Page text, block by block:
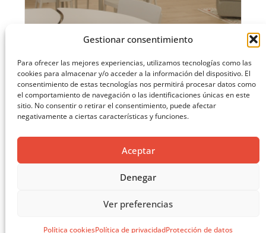
Gestionar consentimiento
Para ofrecer las mejores experiencias, utilizamos tecnologías como las
cookies para almacenar y/o acceder a la información del dispositivo. El
consentimiento de estas tecnologías nos permitirá procesar datos como
el comportamiento de navegación o las identificaciones únicas en este
sitio. No consentir o retirar el consentimiento, puede afectar
negativamente a ciertas características y funciones.
Aceptar
Denegar
Ver preferencias
Política cookiesPolítica de privacidadProtección de datos
MASTERCLASS: ARQUITECTURA PARA EL APRENDIZAJE
CARGAR MÁS ...